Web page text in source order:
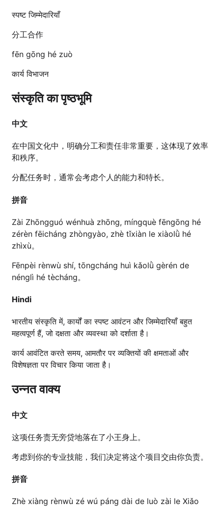
स्पष्ट जिम्मेदारियाँ
分工合作
fēn gōng hé zuò
कार्य विभाजन
संस्कृति का पृष्ठभूमि
中文
在中国文化中，明确分工和责任非常重要，这体现了效率
和秩序。
分配任务时，通常会考虑个人的能力和特长。
拼音
Zài Zhōngguó wénhuà zhōng, míngquè fēngōng hé
zérèn fēicháng zhòngyào, zhè tǐxiàn le xiàolǜ hé
zhìxù。
Fēnpèi rènwù shí, tōngcháng huì kǎolǜ gèrén de
nénglì hé tècháng。
Hindi
भारतीय संस्कृति में, कार्यों का स्पष्ट आवंटन और जिम्मेदारियाँ बहुत
महत्वपूर्ण हैं, जो दक्षता और व्यवस्था को दर्शाता है।
कार्य आवंटित करते समय, आमतौर पर व्यक्तियों की क्षमताओं और
विशेषज्ञता पर विचार किया जाता है।
उन्नत वाक्य
中文
这项任务责无旁贷地落在了小王身上。
考虑到你的专业技能，我们决定将这个项目交由你负责。
拼音
Zhè xiàng rènwù zé wú páng dài de luò zài le Xiǎo